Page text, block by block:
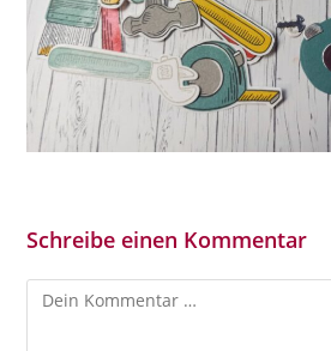
Schreibe einen Kommentar
Kommentar